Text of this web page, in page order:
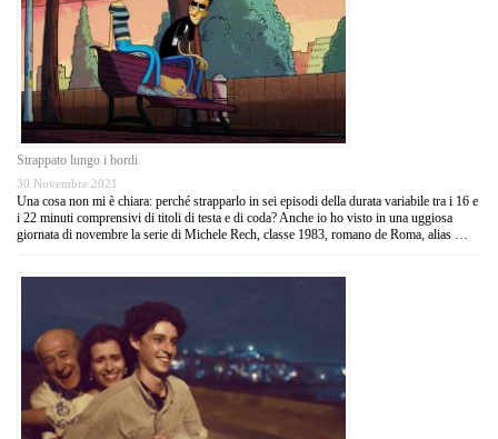
Strappato lungo i bordi
30 Novembre 2021
Una cosa non mi è chiara: perché strapparlo in sei episodi della durata variabile tra i 16 e
i 22 minuti comprensivi di titoli di testa e di coda? Anche io ho visto in una uggiosa
giornata di novembre la serie di Michele Rech, classe 1983, romano de Roma, alias …